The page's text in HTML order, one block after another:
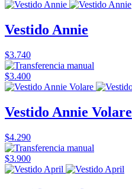
Vestido Annie
$3.740
$3.400
Vestido Annie Volare
$4.290
$3.900